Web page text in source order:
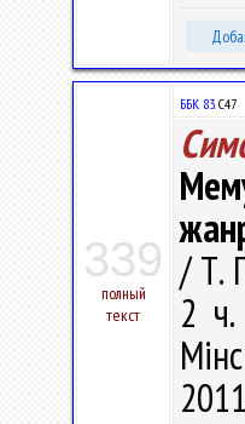
339
полный
текст
ББК 83.С47
/ Т.
2